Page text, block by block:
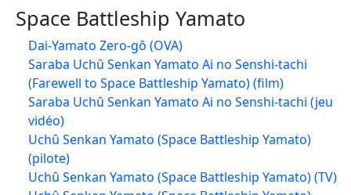
Space Battleship Yamato
Dai-Yamato Zero-gô (OVA)
Saraba Uchû Senkan Yamato Ai no Senshi-tachi
(Farewell to Space Battleship Yamato) (film)
Saraba Uchû Senkan Yamato Ai no Senshi-tachi (jeu
vidéo)
Uchû Senkan Yamato (Space Battleship Yamato)
(pilote)
Uchû Senkan Yamato (Space Battleship Yamato) (TV)